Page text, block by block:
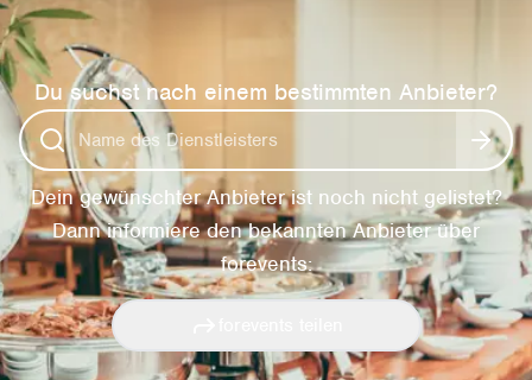
Du suchst nach einem bestimmten Anbieter?
Dein gewünschter Anbieter ist noch nicht gelistet?
Dann informiere den bekannten Anbieter über
forevents: